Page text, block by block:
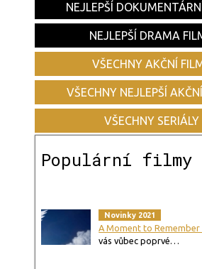
NEJLEPŠÍ
NEJLEPŠÍ DRAMA
VŠECHNY AKČNÍ
VŠECHNY NEJLEPŠÍ
VŠECHNY SERIÁLY
Populární filmy
Novinky 2021
A Moment to Remember
vás vůbec poprvé…